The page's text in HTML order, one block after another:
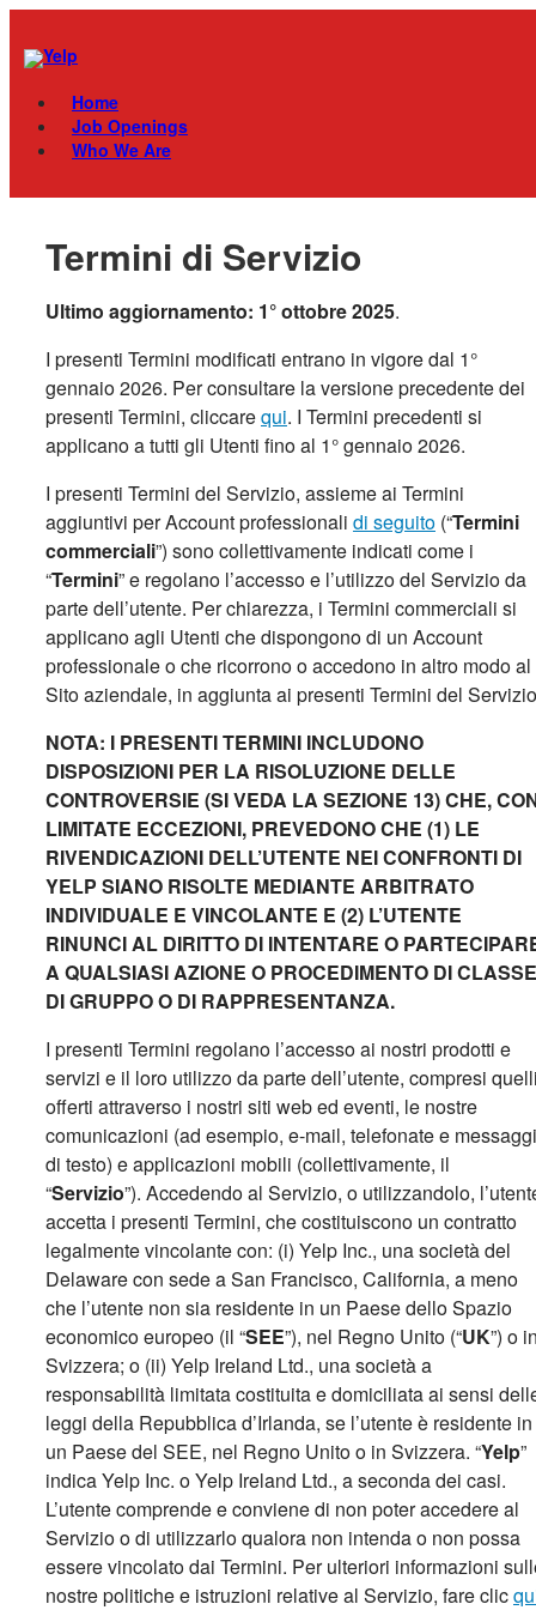
content
Home
Job Openings
Who We Are
Termini di Servizio
Ultimo aggiornamento: 1° ottobre 2025.
I presenti Termini modificati entrano in vigore dal 1°
gennaio 2026. Per consultare la versione precedente dei
presenti Termini, cliccarequi. I Termini precedenti si
applicano a tutti gli Utenti fino al 1° gennaio 2026.
I presenti Termini del Servizio, assieme ai Termini
aggiuntivi per Account professionali di seguito (“Termini
commerciali”) sono collettivamente indicati come i
“Termini” e regolano l’accesso e l’utilizzo del Servizio da
parte dell’utente. Per chiarezza, i Termini commerciali si
applicano agli Utenti che dispongono di un Account
professionale o che ricorrono o accedono in altro modo al
Sito aziendale, in aggiunta ai presenti Termini del
NOTA: I PRESENTI TERMINI INCLUDONO
DISPOSIZIONI PER LA RISOLUZIONE DELLE
CONTROVERSIE (SI VEDA LA SEZIONE 13) CHE,
LIMITATE ECCEZIONI, PREVEDONO CHE (1) LE
RIVENDICAZIONI DELL’UTENTE NEI CONFRONTI DI
YELP SIANO RISOLTE MEDIANTE ARBITRATO
INDIVIDUALE E VINCOLANTE E (2) L’UTENTE
RINUNCI AL DIRITTO DI INTENTARE O
A QUALSIASI AZIONE O PROCEDIMENTO DI
DI GRUPPO O DI RAPPRESENTANZA.
I presenti Termini regolano l’accesso ai nostri prodotti e
servizi e il loro utilizzo da parte dell’utente, compresi
offerti attraverso i nostri siti web ed eventi, le nostre
comunicazioni (ad esempio, e-mail, telefonate e messaggi
di testo) e applicazioni mobili (collettivamente, il
“Servizio”). Accedendo al Servizio, o utilizzandolo,
accetta i presenti Termini, che costituiscono un contratto
legalmente vincolante con: (i) Yelp Inc., una società del
Delaware con sede a San Francisco, California, a meno
che l’utente non sia residente in un Paese dello Spazio
economico europeo (il “SEE”), nel Regno Unito (“UK”) o
Svizzera; o (ii) Yelp Ireland Ltd., una società a
responsabilità limitata costituita e domiciliata ai sensi
leggi della Repubblica d’Irlanda, se l’utente è residente in
un Paese del SEE, nel Regno Unito o in Svizzera. “Yelp”
indica Yelp Inc. o Yelp Ireland Ltd., a seconda dei casi.
L’utente comprende e conviene di non poter accedere al
Servizio o di utilizzarlo qualora non intenda o non possa
essere vincolato dai Termini. Per ulteriori informazioni
nostre politiche e istruzioni relative al Servizio, fare clic